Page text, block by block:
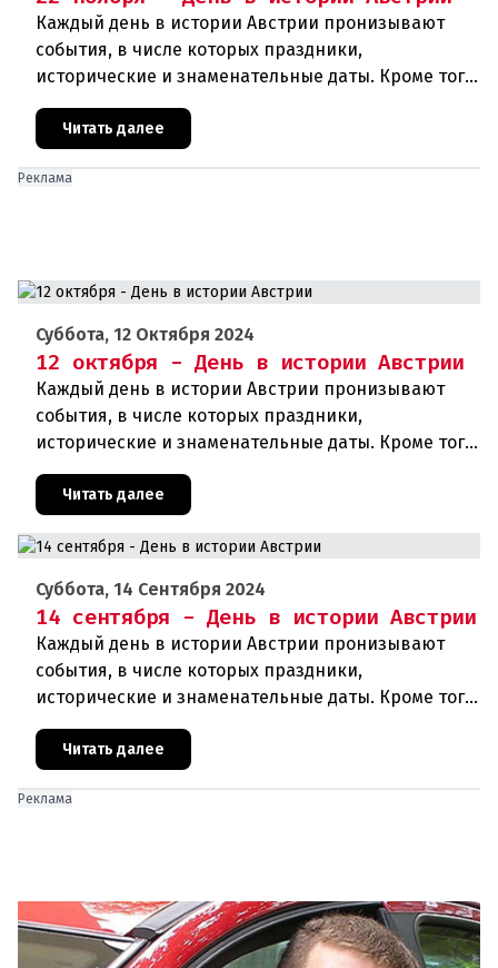
Каждый день в истории Австрии пронизывают
события, в числе которых праздники,
исторические и знаменательные даты. Кроме того
дни рождения различных деятелей Австрии, а
также дни их смерти. Что же прои
Читать далее
Реклама
Суббота, 12 Октября 2024
12 октября - День в истории Австрии
Каждый день в истории Австрии пронизывают
события, в числе которых праздники,
исторические и знаменательные даты. Кроме того,
дни рождения различных деятелей страны, а
также дни их смерти. Что же прои
Читать далее
Суббота, 14 Сентября 2024
14 сентября - День в истории Австрии
Каждый день в истории Австрии пронизывают
события, в числе которых праздники,
исторические и знаменательные даты. Кроме того
дни рождения различных деятелей Австрии, а
также дни их смерти. Что же прои
Читать далее
Реклама